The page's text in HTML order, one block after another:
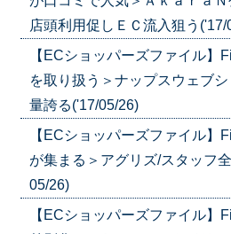
店頭利用促しＥＣ流入狙う('17/
【ECショッパーズファイル
を取り扱う＞ナップスウェブ
量誇る('17/05/26)
【ECショッパーズファイル
が集まる＞アグリズ/スタッフ
05/26)
【ECショッパーズファイル